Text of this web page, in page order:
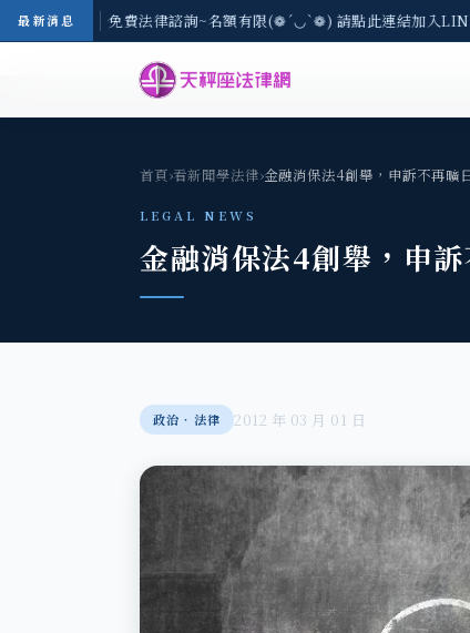
最新消息
8/3(一) 現場免費法律諮詢~名額有限(❁´◡`❁) 請點此連結加入
首頁›看新聞學法律›金融消保法4創舉，申訴不再曠
LEGAL NEWS
金融消保法4創舉，申
政治‧法律 2012 年 03 月 01 日